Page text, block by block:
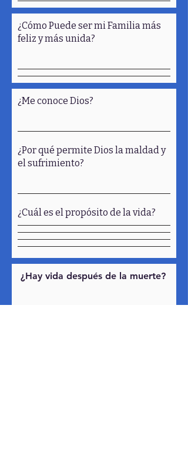
¿Cómo Puede ser mi Familia más
feliz y más unida?
¿Me conoce Dios?
¿Por qué permite Dios la maldad y
el sufrimiento?
¿Cuál es el propósito de la vida?
¿Hay vida después de la muerte?